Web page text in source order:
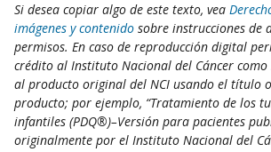
Si desea copiar algo de este texto, vea
imágenes y contenido sobre instrucciones de
permisos. En caso de reproducción digital
crédito al Instituto Nacional del Cáncer como
al producto original del NCI usando el título
producto; por ejemplo, “Tratamiento de los
infantiles (PDQ®)–Versión para pacientes
originalmente por el Instituto Nacional del